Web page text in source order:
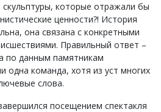
которые отражали бы
ценности?! История
она связана с конкретными
Правильный ответ –
по данным памятникам
одна команда, хотя из уст многих
слова.
посещением спектакля